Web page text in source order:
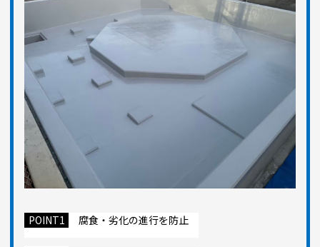
POINT1 腐食・劣化の進行を防止